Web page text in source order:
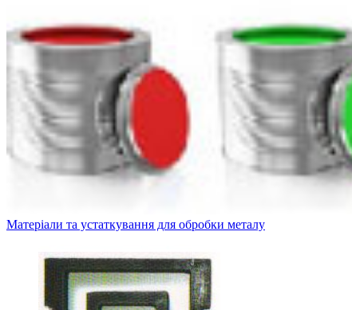
Матеріали та устаткування для обробки металу